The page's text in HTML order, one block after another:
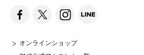
オンラインショップ